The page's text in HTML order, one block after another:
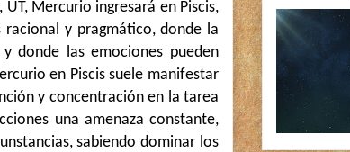
Mercurio ingresará en Piscis,
y pragmático, donde la
donde las emociones pueden
en Piscis suele manifestar
y concentración en la tarea
una amenaza constante,
sabiendo dominar los